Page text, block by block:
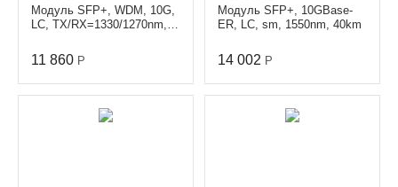
Модуль SFP+, WDM, 10G,
LC, TX/RX=1330/1270nm,
11 860 Р
Модуль SFP+, 10GBase-
ER, LC, sm, 1550nm, 40km
14 002 Р